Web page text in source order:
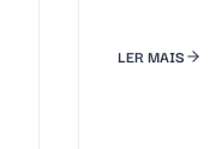
LER MAIS